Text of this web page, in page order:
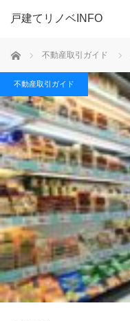
戸建てリノベINFO
ホーム 不動産取引ガイド
不動産取引ガイド